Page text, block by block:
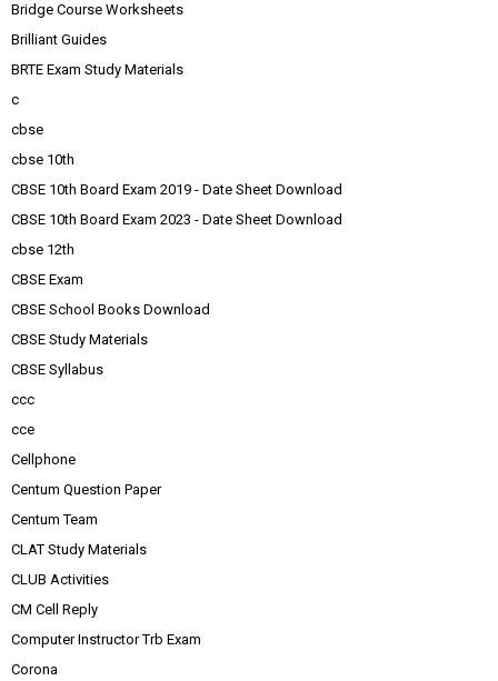
Bridge Course Worksheets
Brilliant Guides
BRTE Exam Study Materials
c
cbse
cbse 10th
CBSE 10th Board Exam 2019 - Date Sheet Download
CBSE 10th Board Exam 2023 - Date Sheet Download
cbse 12th
CBSE Exam
CBSE School Books Download
CBSE Study Materials
CBSE Syllabus
ccc
cce
Cellphone
Centum Question Paper
Centum Team
CLAT Study Materials
CLUB Activities
CM Cell Reply
Computer Instructor Trb Exam
Corona